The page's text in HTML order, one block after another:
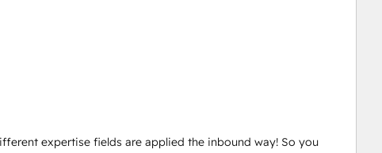
expertise fields are applied the inbound way! So you